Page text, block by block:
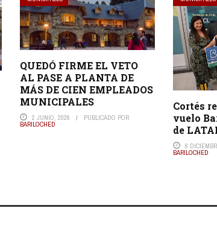
QUEDÓ FIRME EL VETO
AL PASE A PLANTA DE
MÁS DE CIEN EMPLEADOS
MUNICIPALES
2 JUNIO, 2026 PUBLICADO POR
BARILOCHED
Cortés
vuelo
de
6
BARILOCHED